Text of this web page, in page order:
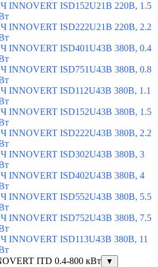
INNOVERT ISD152U21B 220В, 1.5
INNOVERT ISD222U21B 220В, 2.2
INNOVERT ISD401U43B 380В, 0.4
INNOVERT ISD751U43B 380В, 0.8
INNOVERT ISD112U43B 380В, 1.1
INNOVERT ISD152U43B 380В, 1.5
INNOVERT ISD222U43B 380В, 2.2
INNOVERT ISD302U43B 380В, 3
INNOVERT ISD402U43B 380В, 4
INNOVERT ISD552U43B 380В, 5.5
INNOVERT ISD752U43B 380В, 7.5
INNOVERT ISD113U43B 380В, 11
ITD 0.4-800 кВт
▼